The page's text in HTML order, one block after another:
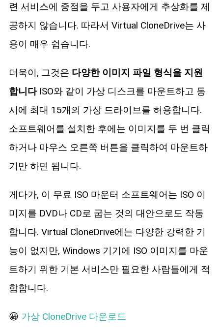
련 서비스에 중점을 두고 사용자에게 추상화를 제
공하지 않습니다. 따라서 Virtual CloneDrive는 사
용이 매우 쉽습니다.
더욱이, 그것은 다양한 이미지 파일 형식을 지원
합니다ISO와 같이 가상 디스크를 마운트하고 동
시에 최대 15개의 가상 드라이브를 허용합니다.
소프트웨어를 설치한 후에는 이미지를 두 번 클릭
하거나 마우스 오른쪽 버튼을 클릭하여 마운트하
기만 하면 됩니다.
게다가, 이 무료 ISO 마운터 소프트웨어는 ISO 이
미지를 DVD나 CD로 굽는 것의 대안으로도 작동
합니다. Virtual CloneDrive에는 다양한 강력한 기
능이 없지만, Windows 기기에 ISO 이미지를 마운
트하기 위한 기본 서비스만 필요한 사람들에게 적
합합니다.
😀 가상 CloneDrive 다운로드